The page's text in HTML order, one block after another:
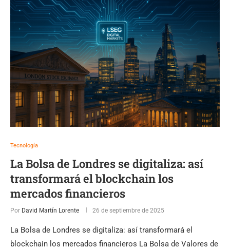
Tecnología
La Bolsa de Londres se digitaliza: así
transformará el blockchain los
mercados financieros
Por David Martín Lorente 26 de septiembre de 2025
La Bolsa de Londres se digitaliza: así transformará el
blockchain los mercados financieros La Bolsa de Valores de